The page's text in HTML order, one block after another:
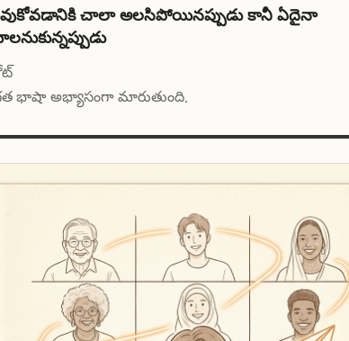
చాలా అలసిపోయినప్పుడు కానీ ఏదైనా
భాషా అభ్యాసంగా మారుతుంది.